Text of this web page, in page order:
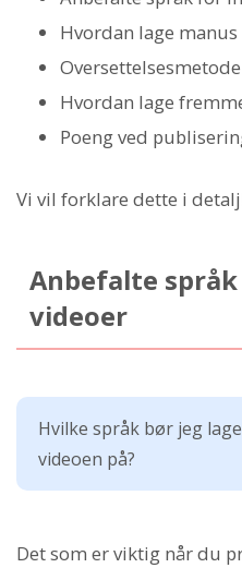
Hvordan lage manus
Oversettelsesmetode
Hvordan lage
Poeng ved
Vi vil forklare dette i
Anbefalte
videoer
Hvilke språk bør jeg
videoen på?
Det som er viktig når du